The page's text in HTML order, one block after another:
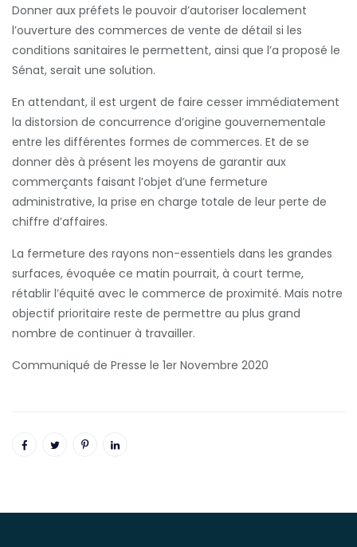
Donner aux préfets le pouvoir d’autoriser localement
l’ouverture des commerces de vente de détail si les
conditions sanitaires le permettent, ainsi que l’a proposé le
Sénat, serait une solution.
En attendant, il est urgent de faire cesser immédiatement
la distorsion de concurrence d’origine gouvernementale
entre les différentes formes de commerces. Et de se
donner dès à présent les moyens de garantir aux
commerçants faisant l’objet d’une fermeture
administrative, la prise en charge totale de leur perte de
chiffre d’affaires.
La fermeture des rayons non-essentiels dans les grandes
surfaces, évoquée ce matin pourrait, à court terme,
rétablir l’équité avec le commerce de proximité. Mais notre
objectif prioritaire reste de permettre au plus grand
nombre de continuer à travailler.
Communiqué de Presse le 1er Novembre 2020